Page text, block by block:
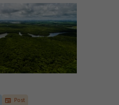
Post